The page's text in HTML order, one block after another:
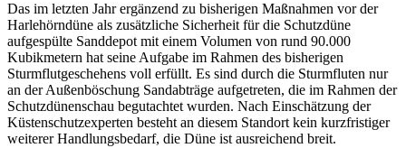
Das im letzten Jahr ergänzend zu bisherigen Maßnahmen vor der
Harlehörndüne als zusätzliche Sicherheit für die Schutzdüne
aufgespülte Sanddepot mit einem Volumen von rund 90.000
Kubikmetern hat seine Aufgabe im Rahmen des bisherigen
Sturmflutgeschehens voll erfüllt. Es sind durch die Sturmfluten nur
an der Außenböschung Sandabträge aufgetreten, die im Rahmen der
Schutzdünenschau begutachtet wurden. Nach Einschätzung der
Küstenschutzexperten besteht an diesem Standort kein kurzfristiger
weiterer Handlungsbedarf, die Düne ist ausreichend breit.